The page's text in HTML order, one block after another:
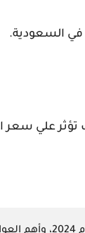
في السعودية.
تؤثر علي سعر